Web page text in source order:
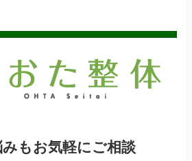
もお気軽にご相談